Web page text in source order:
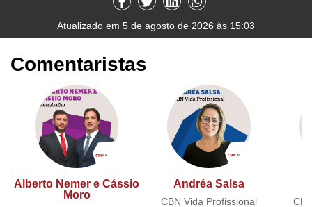
Atualizado em 5 de agosto de 2026 às 15:03
Comentaristas
Alberto Nemer e Cássio
Moro
Andréa Salsa
CBN Vida Profissional